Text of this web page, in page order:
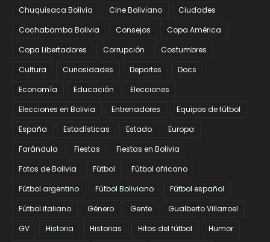
Chuquisaca Bolivia
Cine Boliviano
Ciudades
Cochabamba Bolivia
Consejos
Copa América
Copa Libertadores
Corrupción
Costumbres
Cultura
Curiosidades Deportes
Docs
Economía
Educación
Elecciones
Elecciones en Bolivia
Entrenadores
Equipos de fútbol
España
Estadísticas Estado
Europa
Farándula
Fiestas
Fiestas en Bolivia
Fotos de Bolivia
Fútbol
Fútbol africano
Fútbol argentino
Fútbol Boliviano
Fútbol español
Fútbol italiano
Género Gente
Gualberto Villarroel
GV
Historia Historias Hitos del fútbol
Humor